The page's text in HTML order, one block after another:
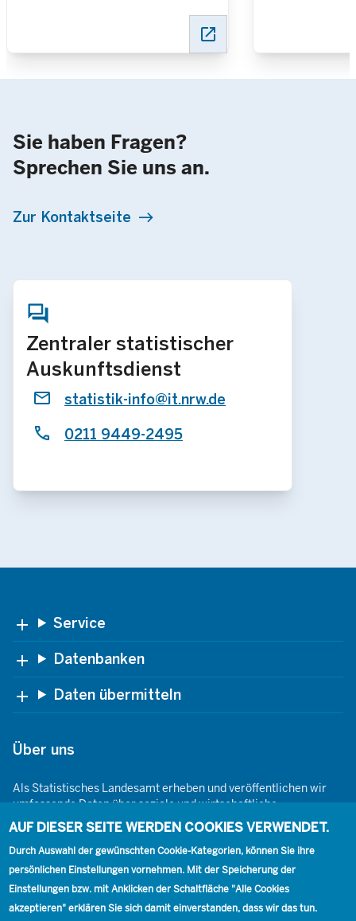
open_in_new
Sie haben Fragen?
Sprechen Sie uns an.
Zur Kontaktseite
Zentraler statistischer
Auskunftsdienst
statistik-info@it.nrw.de
0211 9449-2495
Footer Service
Datenbanken
Daten übermitteln
Über uns
Als Statistisches Landesamt erheben und veröffentlichen wir
umfassende Daten über soziale und wirtschaftliche
Gegebenheiten. Dabei sind wir den Grundsätzen der Neutralität,
Objektivität, wissenschaftlichen Unabhängigkeit und der
statistischen Geheimhaltung verpflichtet.
Footer
Kontakt Presse Karriere
AUF DIESER SEITE WERDEN COOKIES VERWENDET.
Durch Auswahl der gewünschten Cookie-Kategorien, können Sie ihre
persönlichen Einstellungen vornehmen. Mit der Speicherung der
Einstellungen bzw. mit Anklicken der Schaltfläche "Alle Cookies
akzeptieren" erklären Sie sich damit einverstanden, dass wir das tun.